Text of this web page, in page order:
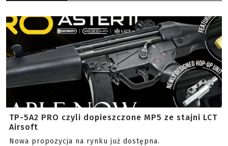
TP-5A2 PRO czyli dopieszczone MP5 ze stajni LCT
Airsoft
Nowa propozycja na rynku już dostępna.